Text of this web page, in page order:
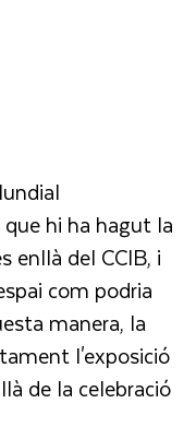
hi ha hagut la
enllà del CCIB, i
com podria
manera, la
l'exposició
de la celebració